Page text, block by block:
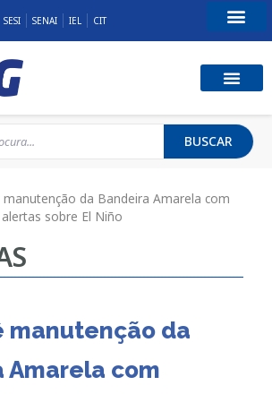
SESI SENAI IEL CIT
BUSCAR
manutenção da Bandeira Amarela com
sobre El Niño
manutenção da
Amarela com